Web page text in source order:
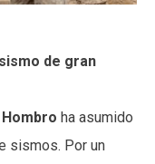
de gran
ha asumido
sismos. Por un